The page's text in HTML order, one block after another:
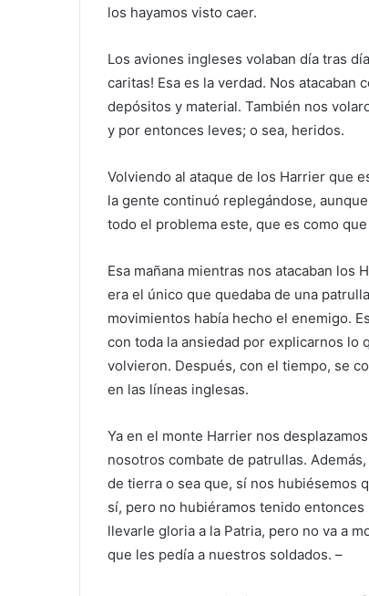
los hayamos visto caer.
Los aviones ingleses volaban día tras
caritas! Esa es la verdad. Nos
depósitos y material. También nos
y por entonces leves; o sea, heridos.
Volviendo al ataque de los Harrier que
la gente continuó replegándose,
todo el problema este, que es como
Esa mañana mientras nos atacaban
era el único que quedaba de una
movimientos había hecho el enemigo.
con toda la ansiedad por explicarnos lo
volvieron. Después, con el tiempo, se
en las líneas inglesas.
Ya en el monte Harrier nos
nosotros combate de patrullas.
de tierra o sea que, sí nos hubiésemos
sí, pero no hubiéramos tenido
llevarle gloria a la Patria, pero no va a
que les pedía a nuestros soldados. –